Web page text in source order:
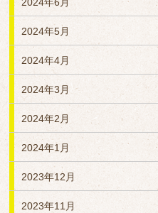
2024年5月
2024年4月
2024年3月
2024年2月
2024年1月
2023年12月
2023年11月